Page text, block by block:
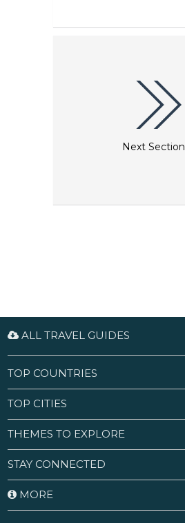
Next Section
ALL TRAVEL GUIDES
TOP COUNTRIES
TOP CITIES
THEMES TO EXPLORE
STAY CONNECTED
MORE